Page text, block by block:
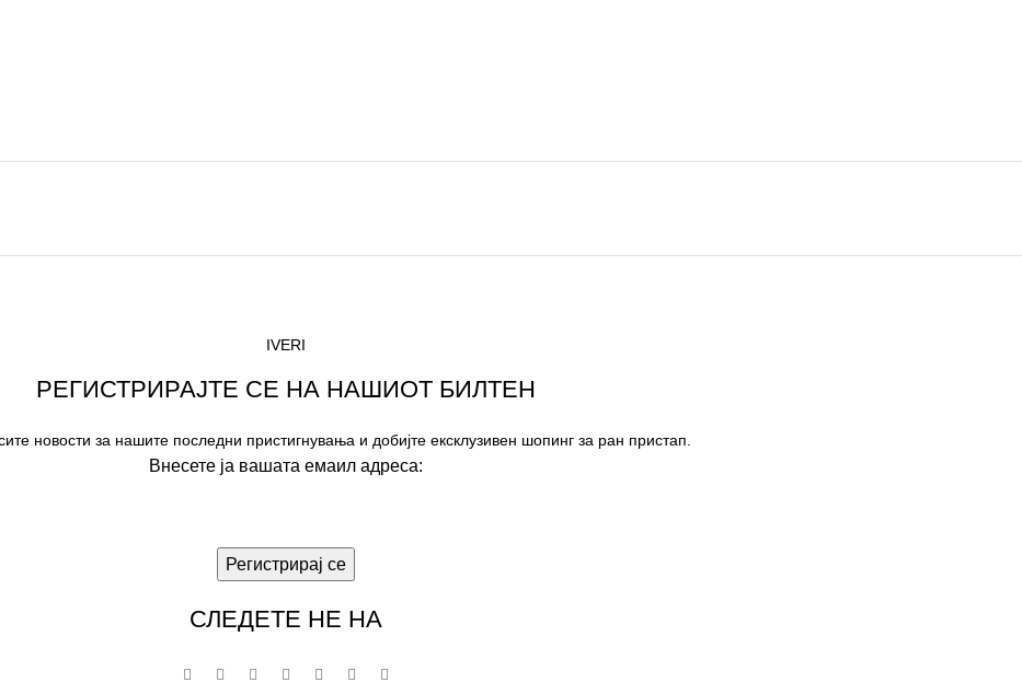
IVERI
РЕГИСТРИРАЈТЕ СЕ НА НАШИОТ БИЛТЕН
новости за нашите последни пристигнувања и добијте ексклузивен шопинг за ран пристап.
Внесете ја вашата емаил адреса:
СЛЕДЕТЕ НЕ НА